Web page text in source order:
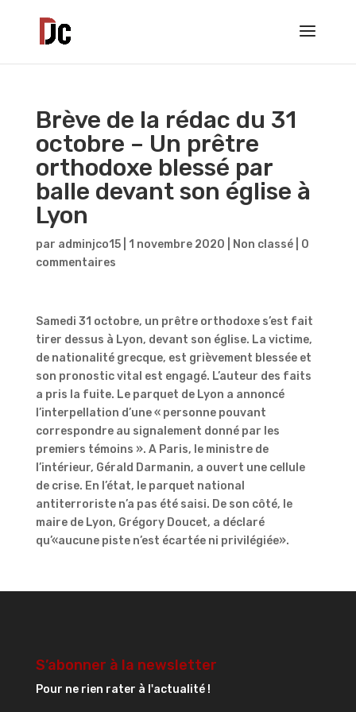
Brève de la rédac du 31
octobre – Un prêtre
orthodoxe blessé par
balle devant son église à
Lyon
par adminjco15| 1 novembre 2020 Non classé| 0
commentaires
Samedi 31 octobre, un prêtre orthodoxe s’est fait
tirer dessus à Lyon, devant son église. La victime,
de nationalité grecque, est grièvement blessée et
son pronostic vital est engagé. L’auteur des faits
a pris la fuite. Le parquet de Lyon a annoncé
l’interpellation d’une « personne pouvant
correspondre au signalement donné par les
premiers témoins ». A Paris, le ministre de
l’intérieur, Gérald Darmanin, a ouvert une cellule
de crise. En l’état, le parquet national
antiterroriste n’a pas été saisi. De son côté, le
maire de Lyon, Grégory Doucet, a déclaré
qu’«aucune piste n’est écartée ni privilégiée».
S’abonner à la newsletter
Pour ne rien rater à l'actualité !